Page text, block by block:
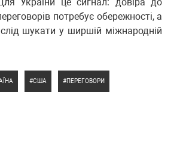
потребує обережності, а
слід шукати у ширшій міжнародній
США ПЕРЕГОВОРИ